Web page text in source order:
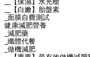
__【白嫩】胎盤素
_面膜自費測試
健康減肥營養
_減肥藥
_纖體代餐
_做機減肥